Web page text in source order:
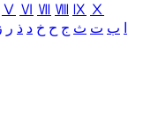
Ⅴ Ⅵ Ⅶ Ⅷ Ⅸ Ⅹ
ب ت ث ج ح خ د ذ ر ز